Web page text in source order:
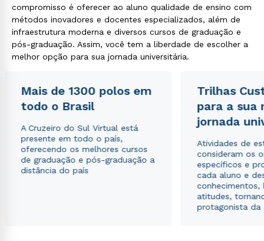
compromisso é oferecer ao aluno qualidade de ensino com
métodos inovadores e docentes especializados, além de
infraestrutura moderna e diversos cursos de graduação e
pós-graduação. Assim, você tem a liberdade de escolher a
melhor opção para sua jornada universitária.
Mais de 1300 polos em
todo o Brasil
A Cruzeiro do Sul Virtual está
presente em todo o país,
oferecendo os melhores cursos
de graduação e pós-graduação a
distância do país
Trilhas
para a sua
jornada
Atividades de
consideram os
específicos e
cada aluno e
conhecimentos,
atitudes,
protagonista da